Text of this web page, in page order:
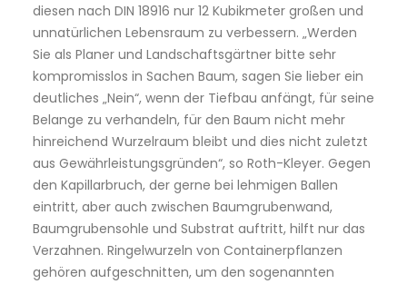
diesen nach DIN 18916 nur 12 Kubikmeter großen und
unnatürlichen Lebensraum zu verbessern. „Werden
Sie als Planer und Landschaftsgärtner bitte sehr
kompromisslos in Sachen Baum, sagen Sie lieber ein
deutliches „Nein“, wenn der Tiefbau anfängt, für seine
Belange zu verhandeln, für den Baum nicht mehr
hinreichend Wurzelraum bleibt und dies nicht zuletzt
aus Gewährleistungsgründen“, so Roth-Kleyer. Gegen
den Kapillarbruch, der gerne bei lehmigen Ballen
eintritt, aber auch zwischen Baumgrubenwand,
Baumgrubensohle und Substrat auftritt, hilft nur das
Verzahnen. Ringelwurzeln von Containerpflanzen
gehören aufgeschnitten, um den sogenannten